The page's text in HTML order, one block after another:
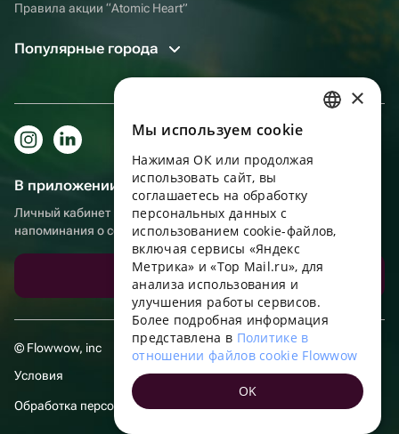
Правила акции “Atomic Heart”
Популярные города
В приложении еще удобнее!
Личный кабинет получателя, больше бонусов за покупки и
напоминания о событиях
Скачать приложение
© Flowwow, inc
Условия
Обработка персональных данных
ENGLISH
UKRAINIAN
PORTUGUESE
FRENCH
TURKISH
×
Мы используем сookie
Нажимая ОК или продолжая
использовать сайт, вы
соглашаетесь на обработку
персональных данных с
использованием cookie-файлов,
включая сервисы «Яндекс
Метрика» и «Top Mail.ru», для
анализа использования и
улучшения работы сервисов.
Более подробная информация
представлена в Политике в
отношении файлов cookie Flowwow
OK